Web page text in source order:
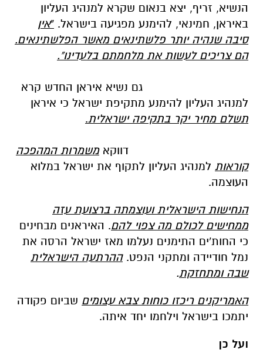
הנשיא, זריף, יצא בנאום שקרא למנהיג העליון
באיראן, חמינאי, להימנע מפגיעה בישראל. "אין
סיבה שנהיה יותר פלשתינאים מאשר הפלשתינאים.
הם צריכים לעשות את מלחמתם בלעדינו".
גם נשיא איראן החדש קרא
למנהיג העליון להימנע מתקיפת ישראל כי איראן
תשלם מחיר יקר בתקיפה ישראלית.
דווקאמשמרות המהפכה
קוראות למנהיג העליון לתקוף את ישראל במלוא
העוצמה.
הנחישות הישראלית ועוצמתה ברצועת עזה
ממחישים לכולם מה צפוי להם. האיראנים מבחינים
כי החות'ים התימנים נעלמו מאז ישראל הרסה את
נמל חודיידה ומתקני הנפט.ההרתעה הישראלית
שבה ומתחזקת.
האמריקנים ריכזו כוחות צבא עצומים שביום פקודה
יתמכו בישראל וילחמו יחד איתה.
ועל כן